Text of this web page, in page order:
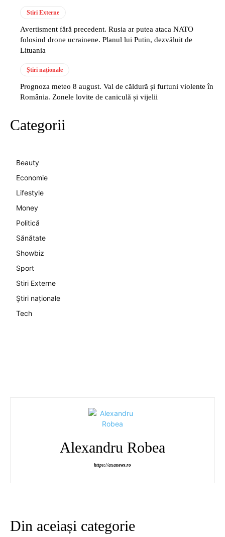
Stiri Externe
Avertisment fără precedent. Rusia ar putea ataca NATO
folosind drone ucrainene. Planul lui Putin, dezvăluit de
Lituania
Știri naționale
Prognoza meteo 8 august. Val de căldură și furtuni violente în
România. Zonele lovite de caniculă și vijelii
Categorii
Beauty
Economie
Lifestyle
Money
Politică
Sănătate
Showbiz
Sport
Stiri Externe
Știri naționale
Tech
Alexandru Robea
https://axanews.ro
Din aceiași categorie